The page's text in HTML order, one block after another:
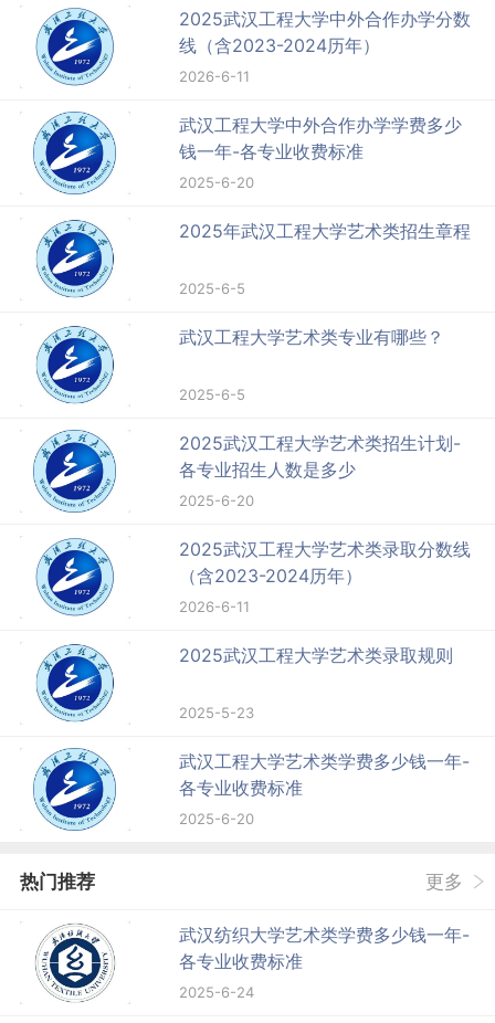
2025武汉工程大学中外合作办学分数
线（含2023-2024历年）
2026-6-11
武汉工程大学中外合作办学学费多少
钱一年-各专业收费标准
2025-6-20
2025年武汉工程大学艺术类招生章程
2025-6-5
武汉工程大学艺术类专业有哪些？
2025-6-5
2025武汉工程大学艺术类招生计划-
各专业招生人数是多少
2025-6-20
2025武汉工程大学艺术类录取分数线
（含2023-2024历年）
2026-6-11
2025武汉工程大学艺术类录取规则
2025-5-23
武汉工程大学艺术类学费多少钱一年-
各专业收费标准
2025-6-20
热门推荐 更多
武汉纺织大学艺术类学费多少钱一年-
各专业收费标准
2025-6-24